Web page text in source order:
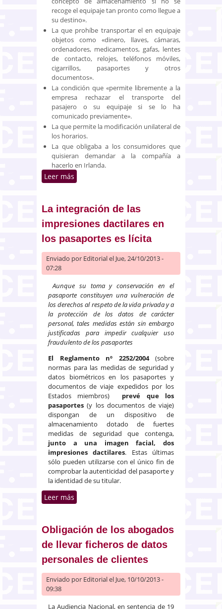
recoge el equipaje tan pronto como llegue a
su destino».
La que prohíbe transportar el en equipaje
objetos como «dinero, llaves, cámaras,
ordenadores, medicamentos, gafas, lentes
de contacto, relojes, teléfonos móviles,
cigarrillos, pasaportes y otros
documentos».
La condición que «permite libremente a la
empresa rechazar el transporte del
pasajero o su equipaje si se lo ha
comunicado previamente».
La que permite la modificación unilateral de
los horarios.
La que obligaba a los consumidores que
quisieran demandar a la compañía a
hacerlo en Irlanda.
Leer más
mercantil
La integración de las
impresiones dactilares en
los pasaportes es lícita
Enviado por Editorialel Jue, 24/10/2013 -
07:28
Aunque su toma y conservación en el
pasaporte constituyen una vulneración de
los derechos al respeto de la vida privada y a
la protección de los datos de carácter
personal, tales medidas están sin embargo
justificadas para impedir cualquier uso
fraudulento de los pasaportes
El Reglamento nº 2252/2004(sobre
normas para las medidas de seguridad y
datos biométricos en los pasaportes y
documentos de viaje expedidos por los
Estados miembros) prevé que los
pasaportes (y los documentos de viaje)
dispongan de un dispositivo de
almacenamiento dotado de fuertes
medidas de seguridad que contenga,
junto a una imagen facial, dos
impresiones dactilares. Estas últimas
sólo pueden utilizarse con el único fin de
comprobar la autenticidad del pasaporte y
la identidad de su titular.
Leer más
Obligación de los abogados
de llevar ficheros de datos
personales de clientes
Enviado por Editorialel Jue, 10/10/2013 -
09:38
La Audiencia Nacional, en sentencia de 19